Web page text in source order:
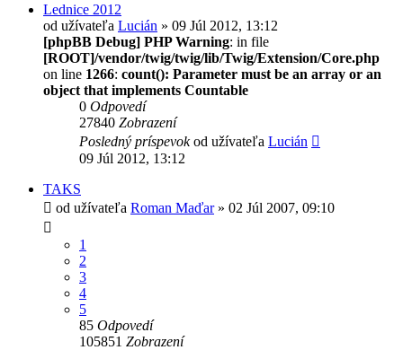
Lednice 2012
od užívateľa Lucián » 09 Júl 2012, 13:12
[phpBB Debug] PHP Warning: in file
[ROOT]/vendor/twig/twig/lib/Twig/Extension/Core.php
on line 1266: count(): Parameter must be an array or an
object that implements Countable
0 Odpovedí
27840 Zobrazení
Posledný príspevokod užívateľa Lucián
09 Júl 2012, 13:12
TAKS
od užívateľa Roman Maďar» 02 Júl 2007, 09:10
1
2
3
4
5
85 Odpovedí
105851 Zobrazení